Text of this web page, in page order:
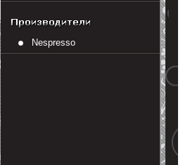
Nespresso